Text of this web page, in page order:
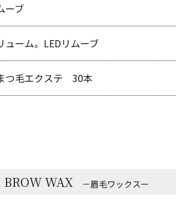
ーブ
ューム。LEDリムーブ
つ毛エクステ 30本
BROW WAX －眉毛ワックスー